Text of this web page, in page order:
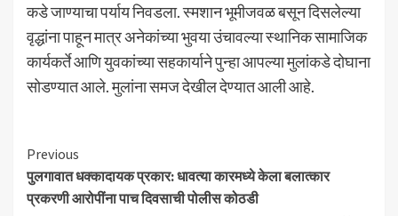
कडे जाण्याचा पर्याय निवडला. स्मशान भूमीजवळ बसून दिसलेल्या
वृद्धांना पाहून मात्र अनेकांच्या भुवया उंचावल्या स्थानिक सामाजिक
कार्यकर्ते आणि युवकांच्या सहकार्याने पुन्हा आपल्या मुलांकडे दोघाना
सोडण्यात आले. मुलांना समज देखील देण्यात आली आहे.
Continue
Reading
Previous
पुलगावात धक्कादायक प्रकार: धावत्या कारमध्ये केला बलात्कार
प्रकरणी आरोपींना पाच दिवसाची पोलीस कोठडी